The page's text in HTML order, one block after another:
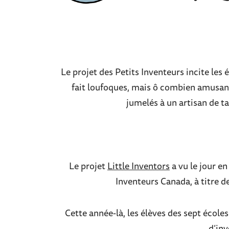
Le projet des Petits Inventeurs incite les
fait loufoques, mais ô combien
jumelés à un artisan de
Le projet Little Inventors a vu le jour
Inventeurs Canada, à titre
Cette année-là, les élèves des sept